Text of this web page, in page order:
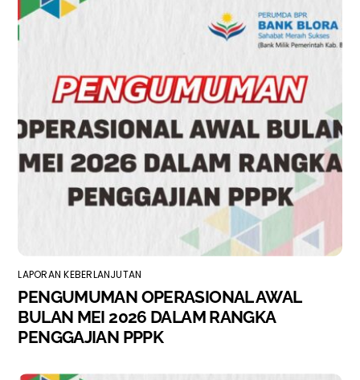
LAPORAN KEBERLANJUTAN
PENGUMUMAN OPERASIONAL AWAL
BULAN MEI 2026 DALAM RANGKA
PENGGAJIAN PPPK